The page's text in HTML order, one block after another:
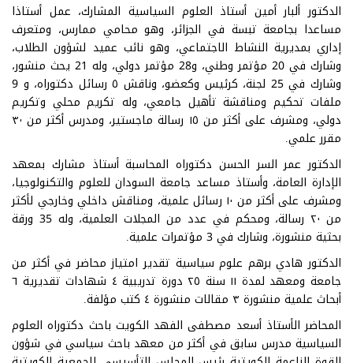
الدكتور ألبار أمين أستاذ العلوم السياسية المشارك، عمل أستاذا
مساعدا بجامعة تبسة في الجزائر، وهو محامي ممارس، ومتعرف
إداري بمديرية النشاط الاجتماعي، وهو نائب عميد لشؤون الطلاب،
وشارك في 20 مؤتمر وطني، و28 مؤتمر دولي، وله 21 يحث منشور،
وشارك في 25 لجنة، كرئيس وكعضو، وناقش ٥ رسائل دكتوراه، و 9
ملفات تحكيم ومناقشة تأهيل جامعي، وله تكريم محلي وتكريم
دولي، ومشرف على أكثر من ١٥ رسالة ماجستير، ومدرس أكثر من ٣٠
مقرر علمي.
الدكتور عمر السر الحسن دكتوراه المحاسبة أستاذ مشارك بمعهد
الإدارة العامة، وأستاذ مساعد جامعة السودان للعلوم والتكنولوجيا،
ومشرف على أكثر من ١٠ رسائل علمية، ومناقش داخلي وخارجي لأكثر
من ٢٠ رسالة، ومحكم في عدد من المجلات العلمية، وله 35 ورقة
بحثية منشورة، وشارك في 3 مؤتمرات علمية.
الدكتور هادي برهم علوم سياسية تقدير امتياز محاضر في أكثر من
جامعة ومعهد لمدة ١١ سنة ٢٥ دورة تدريبية ٤ شهادات تقديرية ٦
أبحاث علمية منشورة ٣ مقالات منشورة ٤ كتب مؤلفة.
المحاضر الأستاذ أسعد مصطفى الفهد الكويت باحث دكتوراه العلوم
السياسية مدرس سابق في أكثر من معهد باحث سياسي في شؤون